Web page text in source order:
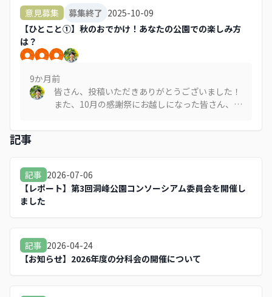
でも良いですし、ぜひほかの方からもまたご意見
いただけましたら🙏
意見募集 募集終了 2025-10-09
【ひとこと①】秋のおでかけ！あなたの公園での楽しみ方
は？
9か月前
皆さん、投稿いただきありがとうございました！
また、10月の感謝祭にお越しになった皆さん、あ
アスレチックについて、ひとことを募集していま
す！ こちらもよろしくお願いします😊
記事
記事 2026-07-06
【レポート】第3回洞峰公園コンソーシアム委員会を開催し
ました
記事 2026-04-24
【お知らせ】2026年度の分科会の開催について